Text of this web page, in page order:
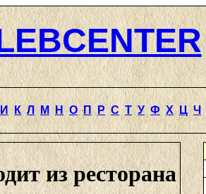
И К Л М Н О П Р С Т У Ф Х Ц Ч
из ресторана